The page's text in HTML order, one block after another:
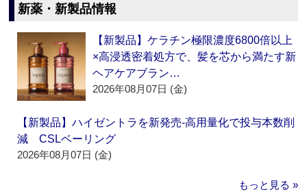
新薬・新製品情報
【新製品】ケラチン極限濃度6800倍以上
×高浸透密着処方で、髪を芯から満たす新
ヘアケアブラン…
2026年08月07日 (金)
【新製品】ハイゼントラを新発売‐高用量化で投与本数削
減 CSLベーリング
2026年08月07日 (金)
もっと見る »